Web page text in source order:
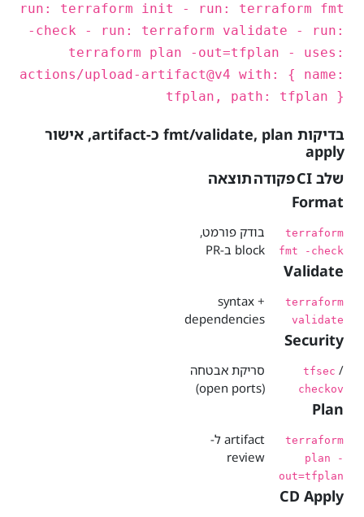
run: terraform init - run: terraform fmt
-check - run: terraform validate - run:
terraform plan -out=tfplan - uses:
actions/upload-artifact@v4 with: { name:
tfplan, path: tfplan }
בדיקות fmt/validate, plan כ-artifact, אישור
apply
שלב CI
פקודהתוצאה
Format
terraform
fmt -check
בודק פורמט,
block ב-PR
Validate
terraform
validate
syntax +
dependencies
Security
tfsec /
checkov
סריקת אבטחה
(open ports)
Plan
terraform
plan -
out=tfplan
artifact ל-
review
CD Apply